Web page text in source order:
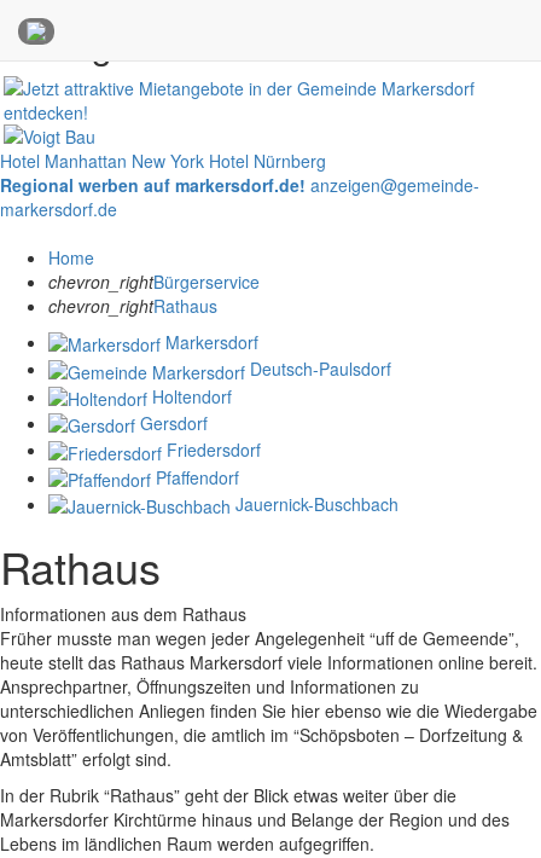
Anzeigen
Hotel Manhattan New York Hotel Nürnberg
Regional werben auf markersdorf.de! anzeigen@gemeinde-
markersdorf.de
Home
chevron_rightBürgerservice
chevron_rightRathaus
Markersdorf
Deutsch-Paulsdorf
Holtendorf
Gersdorf
Friedersdorf
Pfaffendorf
Jauernick-Buschbach
Rathaus
Informationen aus dem Rathaus
Früher musste man wegen jeder Angelegenheit “uff de Gemeende”,
heute stellt das Rathaus Markersdorf viele Informationen online bereit.
Ansprechpartner, Öffnungszeiten und Informationen zu
unterschiedlichen Anliegen finden Sie hier ebenso wie die Wiedergabe
von Veröffentlichungen, die amtlich im “Schöpsboten – Dorfzeitung &
Amtsblatt” erfolgt sind.
In der Rubrik “Rathaus” geht der Blick etwas weiter über die
Markersdorfer Kirchtürme hinaus und Belange der Region und des
Lebens im ländlichen Raum werden aufgegriffen.